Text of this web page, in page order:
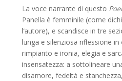
La voce narrante di questo
Panella è femminile (come
l’autore), e scandisce in tre
lunga e silenziosa riflessione
rimpianto e ironia, elegia e
insensatezza: a sottolineare
disamore, fedeltà e